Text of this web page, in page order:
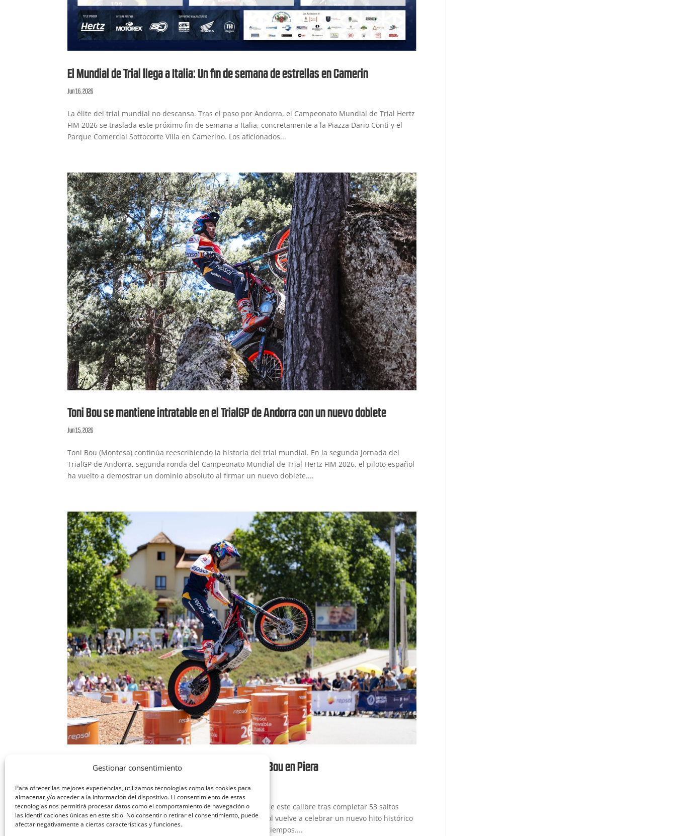
Gestionar consentimiento
Para ofrecer las mejores experiencias, utilizamos tecnologías como las cookies para
almacenar y/o acceder a la información del dispositivo. El consentimiento de estas
tecnologías nos permitirá procesar datos como el comportamiento de navegación o
las identificaciones únicas en este sitio. No consentir o retirar el consentimiento, puede
afectar negativamente a ciertas características y funciones.
El Mundial de Trial llega a Italia: Un fin de semana de estrellas en Camerin
Jun 16, 2026
La élite del trial mundial no descansa. Tras el paso por Andorra, el Campeonato Mundial de Trial Hertz
FIM 2026 se traslada este próximo fin de semana a Italia, concretamente a la Piazza Dario Conti y el
Parque Comercial Sottocorte Villa en Camerino. Los aficionados...
Toni Bou se mantiene intratable en el TrialGP de Andorra con un nuevo doblete
Jun 15, 2026
Toni Bou (Montesa) continúa reescribiendo la historia del trial mundial. En la segunda jornada del
TrialGP de Andorra, segunda ronda del Campeonato Mundial de Trial Hertz FIM 2026, el piloto español
ha vuelto a demostrar un dominio absoluto al firmar un nuevo doblete....
La RFME avala el nuevo Récord Guinness de Toni Bou en Piera
Jun 9, 2026
El piloto del Repsol Honda HRC suma su tercera distinción de este calibre tras completar 53 saltos
consecutivos sobre la rueda trasera. El motociclismo español vuelve a celebrar un nuevo hito histórico
de la mano de uno de sus mayores referentes de todos los tiempos....